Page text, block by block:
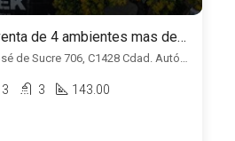
Departamento en venta de 4 ambientes mas dependencia en Belgrano
Mcal, Mcal. Antonio José de Sucre 706, C1428 Cdad. Autónoma de Buenos Aires, Belgrano, Capital Federal
3 3 143.00